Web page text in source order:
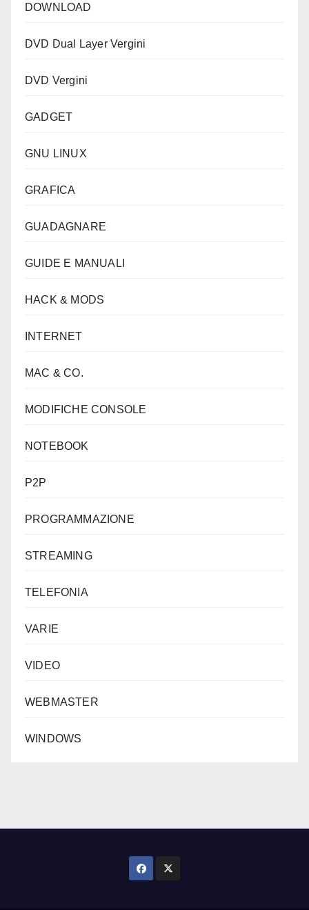
DOWNLOAD
DVD Dual Layer Vergini
DVD Vergini
GADGET
GNU LINUX
GRAFICA
GUADAGNARE
GUIDE E MANUALI
HACK & MODS
INTERNET
MAC & CO.
MODIFICHE CONSOLE
NOTEBOOK
P2P
PROGRAMMAZIONE
STREAMING
TELEFONIA
VARIE
VIDEO
WEBMASTER
WINDOWS